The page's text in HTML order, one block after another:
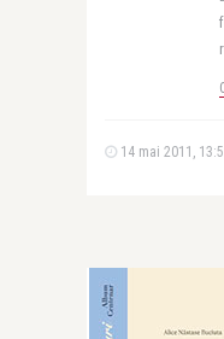
14 mai 2011,